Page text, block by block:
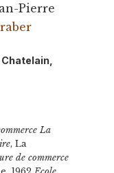
Pierre
La
, La
de commerce